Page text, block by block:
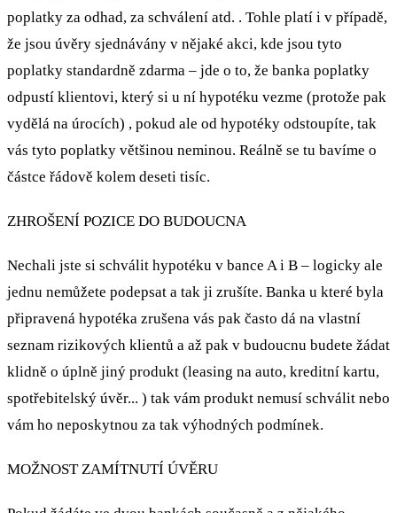
poplatky za odhad, za schválení atd. . Tohle platí i v případě,
že jsou úvěry sjednávány v nějaké akci, kde jsou tyto
poplatky standardně zdarma – jde o to, že banka poplatky
odpustí klientovi, který si u ní hypotéku vezme (protože pak
vydělá na úrocích) , pokud ale od hypotéky odstoupíte, tak
vás tyto poplatky většinou neminou. Reálně se tu bavíme o
částce řádově kolem deseti tisíc.
ZHROŠENÍ POZICE DO BUDOUCNA
Nechali jste si schválit hypotéku v bance A i B – logicky ale
jednu nemůžete podepsat a tak ji zrušíte. Banka u které byla
připravená hypotéka zrušena vás pak často dá na vlastní
seznam rizikových klientů a až pak v budoucnu budete žádat
klidně o úplně jiný produkt (leasing na auto, kreditní kartu,
spotřebitelský úvěr... ) tak vám produkt nemusí schválit nebo
vám ho neposkytnou za tak výhodných podmínek.
MOŽNOST ZAMÍTNUTÍ ÚVĚRU